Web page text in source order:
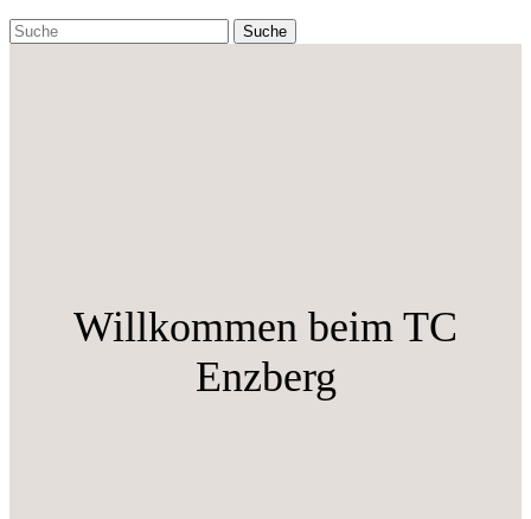
Willkommen beim TC
Enzberg